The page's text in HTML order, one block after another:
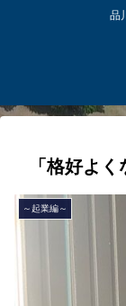
品
「格好よく
～起業編～